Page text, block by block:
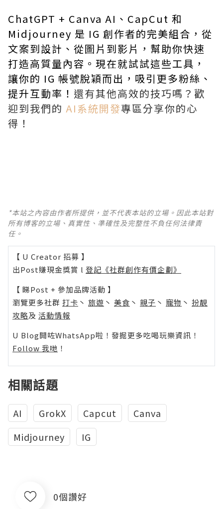
ChatGPT + Canva AI、CapCut 和
Midjourney 是 IG 創作者的完美組合，從
文案到設計、從圖片到影片，幫助你快速
打造高質量內容。現在就試試這些工具，
讓你的 IG 帳號脫穎而出，吸引更多粉絲、
提升互動率！ 還有其他高效的技巧嗎？歡
迎到我們的 AI系統開發專區分享你的心
得！
*本站之內容由作者所提供，並不代表本站的立場。因此本站對
所有博客的立場、真實性、準確性及完整性不負任何法律責
任。
【 U Creator 招募 】
出Post賺現金獎賞 l 登記《社群創作有價企劃》
【 睇Post + 參加品牌活動 】
瀏覽更多社群 打卡 丶 旅遊 丶 美食 丶 親子 丶 寵物 丶 扮靚
攻略及 活動情報
U Blog開咗WhatsApp啦！發掘更多吃喝玩樂資訊！
Follow 我哋 ！
相關話題
AI GrokX Capcut
Canva
Midjourney
IG
0個讚好